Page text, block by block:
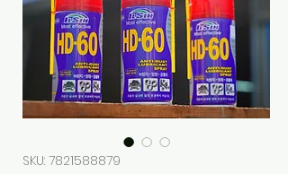
SKU: 7821588879